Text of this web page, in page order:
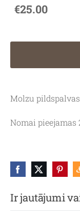
Ir jautājumi
€25.00
Molzu
Nomai pieejamas